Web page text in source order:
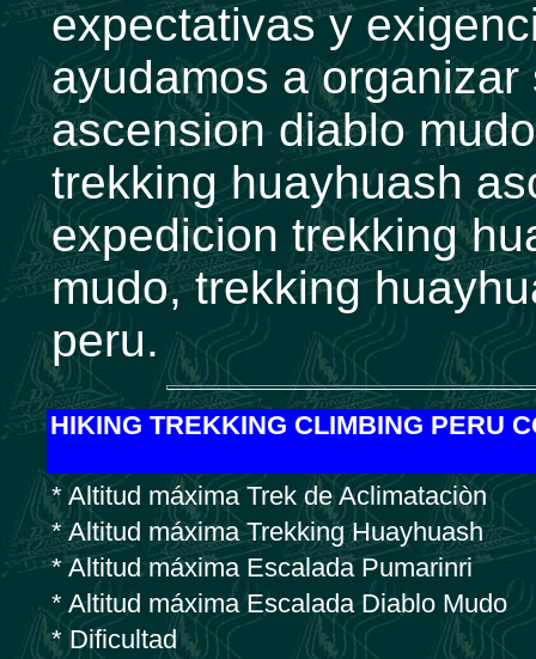
expectativas y
ayudamos a
ascension diablo
trekking huayhuash
expedicion trekking
mudo, trekking
peru.
HIKING TREKKING CLIMBING PERU
* Altitud máxima Trek de Aclimataciòn
* Altitud máxima Trekking Huayhuash
* Altitud máxima Escalada Pumarinri
* Altitud máxima Escalada Diablo Mudo
* Dificultad